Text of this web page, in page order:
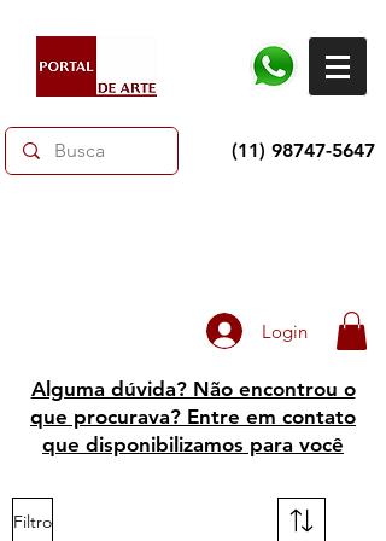
(11) 98747-5647
Login
Alguma dúvida? Não encontrou o
que procurava? Entre em contato
que disponibilizamos para você
Filtro